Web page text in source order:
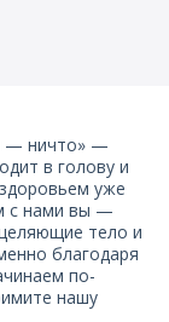
— ничто» —
в голову и
уже
с нами вы —
тело и
благодаря
по-
нашу